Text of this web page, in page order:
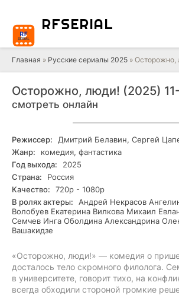
RFSERIAL
Главная » Русские сериалы 2025 » Осторожно,
Осторожно, люди! (2025)
смотреть онлайн
Режиссер:
Дмитрий Белавин, Сергей
Жанр:
комедия, фантастика
Год выхода:
2025
Страна:
Россия
Качество:
720р - 1080р
В ролях актеры:
Андрей Некрасов
Волобуев Екатерина Вилкова Михаил
Семчев Инга Оболдина Александрина
Вашакидзе
«Осторожно, люди!» — комедия о
досталось тело скромного филолога.
в университете, говорит тихо, на
всегда обходили стороной громкие